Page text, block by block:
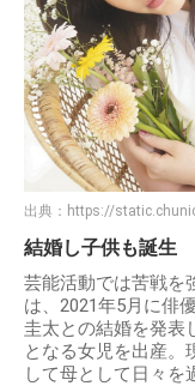
出典： https://
結婚し子供も誕生
芸能活動では苦戦を
は、2021年5月に俳
圭太との結婚を発表
となる女児を出産。
して母として日々を